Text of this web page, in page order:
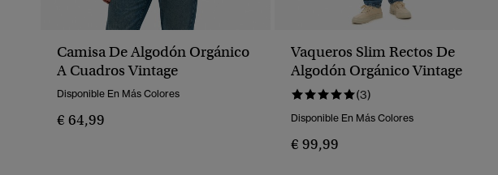
Camisa De Algodón Orgánico
A Cuadros Vintage
Disponible En Más Colores
€ 64,99
Vaqueros Slim Rectos De
Algodón Orgánico Vintage
(3)
Disponible En Más Colores
€ 99,99